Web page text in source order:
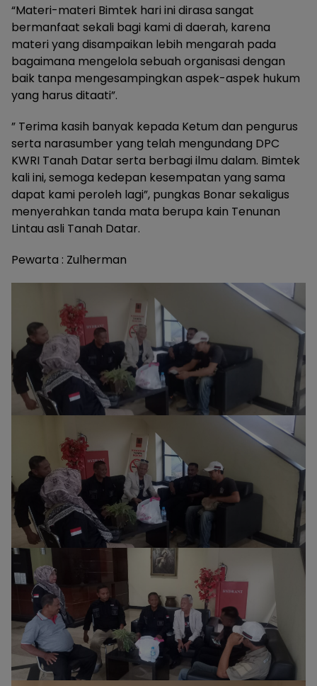
“Materi-materi Bimtek hari ini dirasa sangat
bermanfaat sekali bagi kami di daerah, karena
materi yang disampaikan lebih mengarah pada
bagaimana mengelola sebuah organisasi dengan
baik tanpa mengesampingkan aspek-aspek hukum
yang harus ditaati”.
” Terima kasih banyak kepada Ketum dan pengurus
serta narasumber yang telah mengundang DPC
KWRI Tanah Datar serta berbagi ilmu dalam. Bimtek
kali ini, semoga kedepan kesempatan yang sama
dapat kami peroleh lagi”, pungkas Bonar sekaligus
menyerahkan tanda mata berupa kain Tenunan
Lintau asli Tanah Datar.
Pewarta : Zulherman